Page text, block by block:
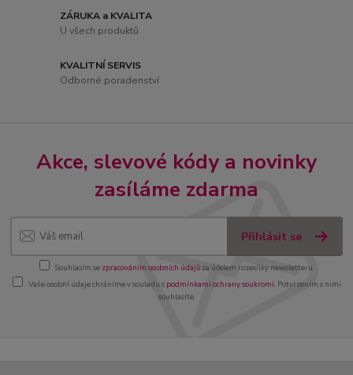
ZÁRUKA a KVALITA
U všech produktů
KVALITNÍ SERVIS
Odborné poradenství
Akce, slevové kódy a novinky
zasíláme zdarma
Přihlásit se
Souhlasím se zpracováním osobních údajůza účelem rozesílky newsletteru.
Vaše osobní údaje chráníme v souladu s podmínkami ochrany soukromí. Potvrzením s nimi
souhlasíte.